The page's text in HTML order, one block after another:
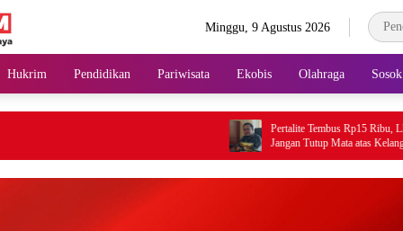
Minggu, 9 Agustus 2026
Hukrim Pendidikan Pariwisata Ekobis Olahraga Sosok
‎Pertalite Tembus Rp15 Ribu, LIN Minta
Jangan Tutup Mata atas Kelangkaan di Konsel